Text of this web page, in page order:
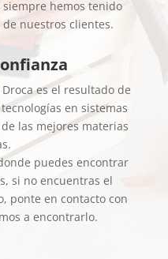
hemos tenido
nuestros clientes.
es el resultado de
en sistemas
las mejores materias
puedes encontrar
si no encuentras el
ponte en contacto con
a encontrarlo.